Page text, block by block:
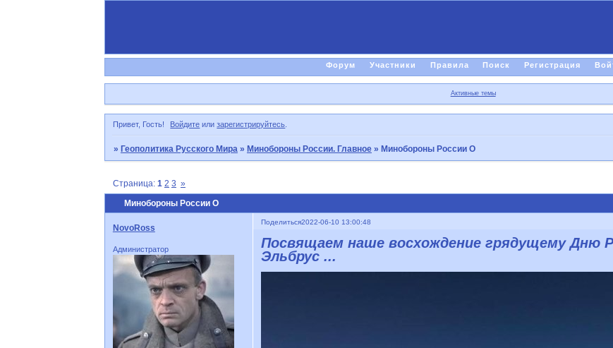
Форум Участники Правила Поиск Регистрация
Активные темы
Привет, Гость! Войдите илизарегистрируйтесь.
» Геополитика Русского Мира » Минобороны России. Главное » Минобороны России O
Минобороны России O
Страница: 1 2 3 »
Поделиться2022-06-10 13:00:48
NovoRoss
Администратор
Посвящаем наше восхождение грядущему Дню
Эльбрус ...